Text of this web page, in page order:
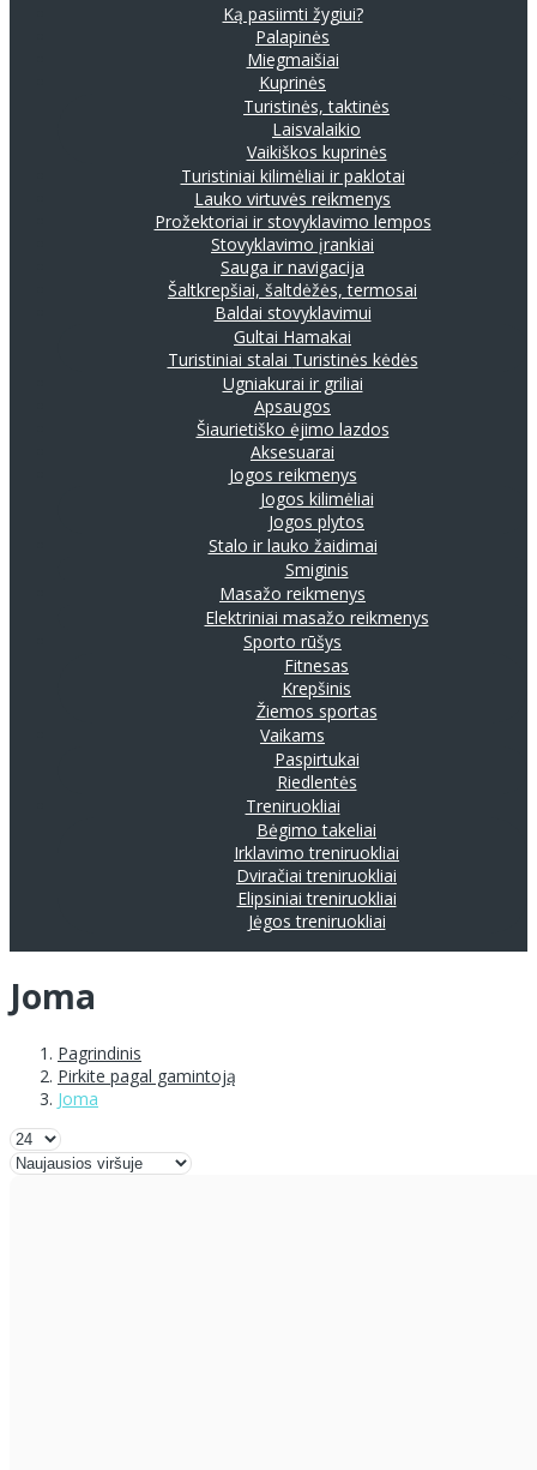
Ką pasiimti žygiui?
Palapinės
Miegmaišiai
Kuprinės
Turistinės, taktinės
Laisvalaikio
Vaikiškos kuprinės
Turistiniai kilimėliai ir paklotai
Lauko virtuvės reikmenys
Prožektoriai ir stovyklavimo lempos
Stovyklavimo įrankiai
Sauga ir navigacija
Šaltkrepšiai, šaltdėžės, termosai
Baldai stovyklavimui
Gultai Hamakai
Turistiniai stalai Turistinės kėdės
Ugniakurai ir griliai
Apsaugos
Šiaurietiško ėjimo lazdos
Aksesuarai
Jogos reikmenys
Jogos kilimėliai
Jogos plytos
Stalo ir lauko žaidimai
Smiginis
Masažo reikmenys
Elektriniai masažo reikmenys
Sporto rūšys
Fitnesas
Krepšinis
Žiemos sportas
Vaikams
Paspirtukai
Riedlentės
Treniruokliai
Bėgimo takeliai
Irklavimo treniruokliai
Dviračiai treniruokliai
Elipsiniai treniruokliai
Jėgos treniruokliai
Joma
Pagrindinis
Pirkite pagal gamintoją
Joma